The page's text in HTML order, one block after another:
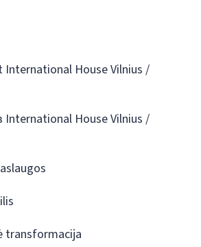
House Vilnius /
International House Vilnius /
transformacija